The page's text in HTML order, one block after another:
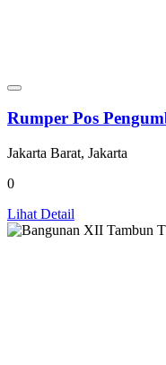
Rumper Pos
Jakarta Barat, Jakarta
0
Lihat Detail